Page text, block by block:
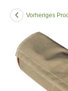
Vorheriges